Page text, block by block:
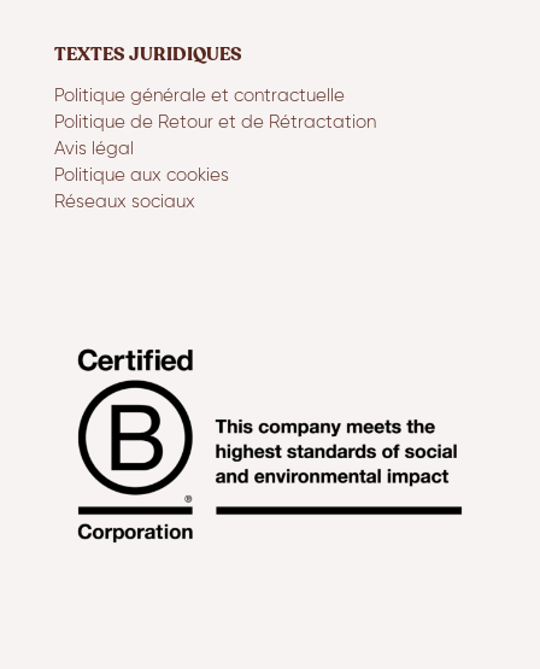
TEXTES JURIDIQUES
Politique générale et contractuelle
Politique de Retour et de Rétractation
Avis légal
Politique aux cookies
Réseaux sociaux